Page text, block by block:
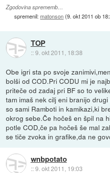
Zgodovina sprememb…
spremenil:matonson(9. okt 2011 ob
TOP
::9. okt 2011, 18:38
Obe igri sta po svoje
bolši od COD.Pri CODU mi je
priteče od zadaj pri BF so to
tam imaš nek cilj eni branijo
so sami Ramboti in kamikazi,ki
okrog sebe.Če hočeš en špil na
potle COD,če pa hočeš še mal
se tiče zvoka in grafike,da ne
wnbpotato
::9. okt 2011, 19:03